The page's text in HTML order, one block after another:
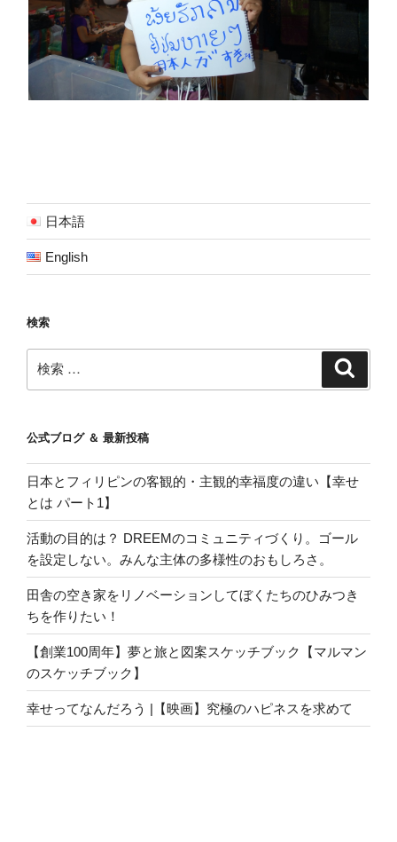
日本語
English
検索
索:
公式ブログ ＆ 最新投稿
日本とフィリピンの客観的・主観的幸福度の違い【幸せ
とは パート1】
活動の目的は？ DREEMのコミュニティづくり。ゴール
を設定しない。みんな主体の多様性のおもしろさ。
田舎の空き家をリノベーションしてぼくたちのひみつき
ちを作りたい！
【創業100周年】夢と旅と図案スケッチブック【マルマン
のスケッチブック】
幸せってなんだろう |【映画】究極のハピネスを求めて